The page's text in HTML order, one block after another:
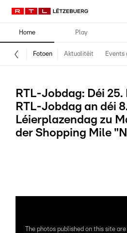
Home Play
Fotoen Aktualitéit Events
RTL-Jobdag: Déi
RTL-Jobdag an déi
Léierplazendag zu
der Shopping Mile
The photos published on this site